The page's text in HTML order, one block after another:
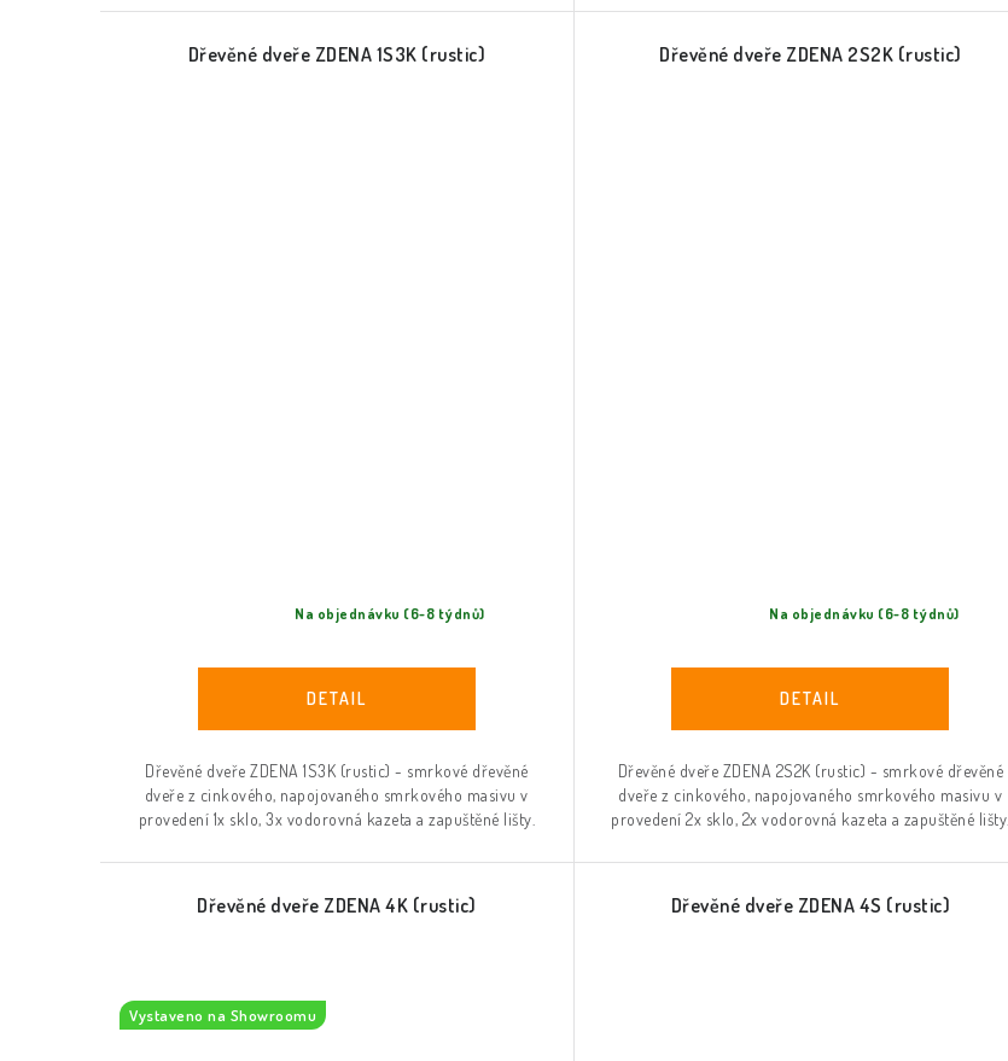
Dřevěné dveře ZDENA 1S3K (rustic)
Na objednávku (6-8 týdnů)
Dřevěné dveře ZDENA 1S3K (rustic) - smrkové dřevěné
dveře z cinkového, napojovaného smrkového masivu v
provedení 1x sklo, 3x vodorovná kazeta a zapuštěné lišty.
Dřevěné dveře ZDENA 2S2K (rustic)
Na objednávku (6-8 týdnů)
Dřevěné dveře ZDENA 2S2K (rustic) - smrkové dřevěné
dveře z cinkového, napojovaného smrkového masivu v
provedení 2x sklo, 2x vodorovná kazeta a zapuštěné lišty.
Dřevěné dveře ZDENA 4K (rustic)
Vystaveno na Showroomu
Dřevěné dveře ZDENA 4S (rustic)